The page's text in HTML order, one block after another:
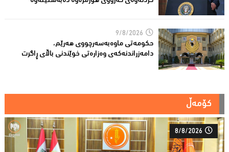
9/8/2026
حکومەتى ماوەبەسەرچووی هەرێم،
دامەزراندنەکەی وەزارەتی خوێندنی باڵای ڕاگرت
کۆمەڵ
8/8/2026